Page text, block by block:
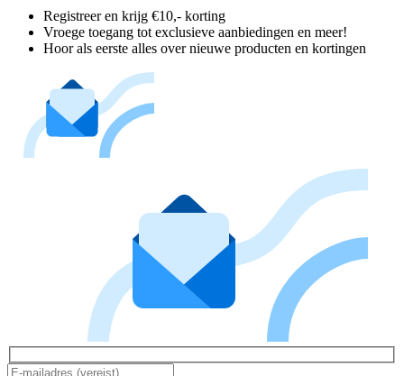
Registreer en krijg €10,- korting
Vroege toegang tot exclusieve aanbiedingen en meer!
Hoor als eerste alles over nieuwe producten en kortingen